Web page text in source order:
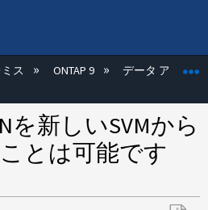
を展開/折りたたむ
ス ONTAP 9 データ アクセス
を新しいSVMから
とは可能です